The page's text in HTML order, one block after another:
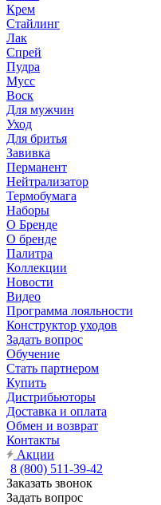
Крем
Стайлинг
Лак
Спрей
Пудра
Мусс
Воск
Для мужчин
Уход
Для бритья
Завивка
Перманент
Нейтрализатор
Термобумага
Наборы
О Бренде
О бренде
Палитра
Коллекции
Новости
Видео
Программа лояльности
Конструктор уходов
Задать вопрос
Обучение
Стать партнером
Купить
Дистрибьюторы
Доставка и оплата
Обмен и возврат
Контакты
Акции
8 (800) 511-39-42
Заказать звонок
Задать вопрос